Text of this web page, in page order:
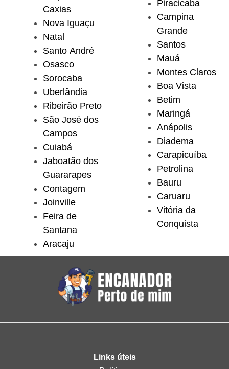
Caxias
Nova Iguaçu
Natal
Santo André
Osasco
Sorocaba
Uberlândia
Ribeirão Preto
São José dos
Campos
Cuiabá
Jaboatão dos
Guararapes
Contagem
Joinville
Feira de
Santana
Aracaju
Piracicaba
Campina
Grande
Santos
Mauá
Montes Claros
Boa Vista
Betim
Maringá
Anápolis
Diadema
Carapicuíba
Petrolina
Bauru
Caruaru
Vitória da
Conquista
Links úteis